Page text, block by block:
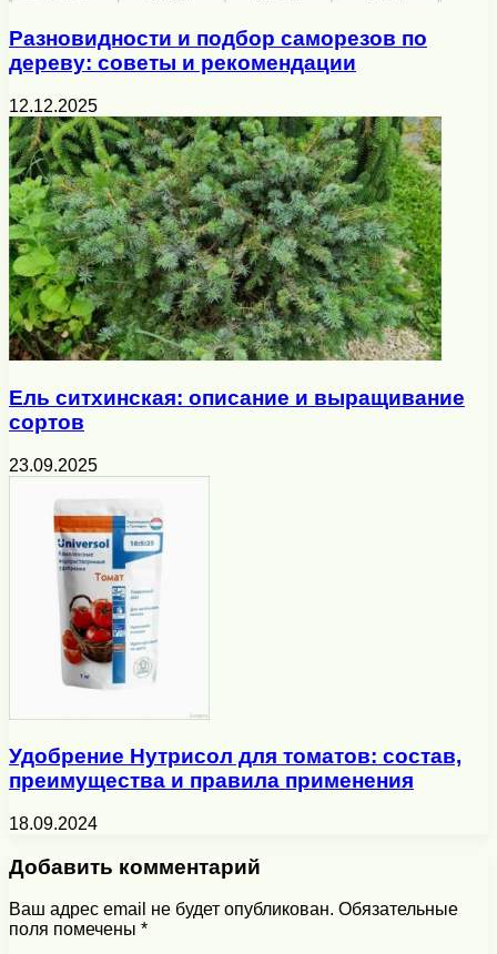
Разновидности и подбор саморезов по
дереву: советы и рекомендации
12.12.2025
Ель ситхинская: описание и выращивание
сортов
23.09.2025
Удобрение Нутрисол для томатов: состав,
преимущества и правила применения
18.09.2024
Добавить комментарий
Ваш адрес email не будет опубликован. Обязательные
поля помечены *